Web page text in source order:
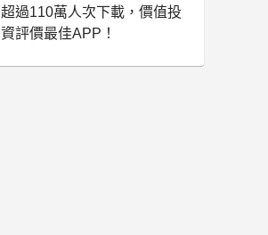
超過110萬人次下載，價值投
資評價最佳APP！